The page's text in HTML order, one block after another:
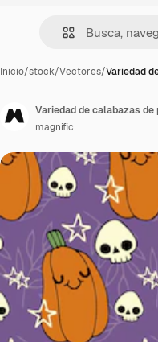
Inicio/stock/Vectores/Variedad
Variedad de calabazas
magnific